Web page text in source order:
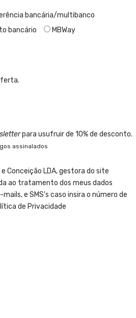
bancária/multibanco
bancário
MBWay
para usufruir de 10% de desconto.
assinalados
Conceição LDA, gestora do site
ao tratamento dos meus dados
e SMS's caso insira o número de
de Privacidade